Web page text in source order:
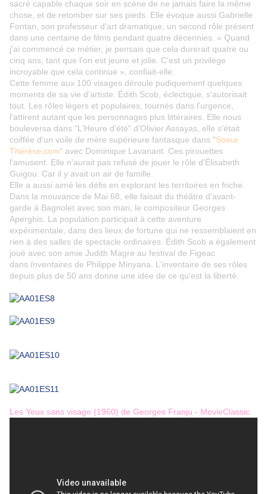
sacré capable chaque soir en scène de ne jamais faire la même
chose, et de retomber sur ses pieds. Elle évoque aussi Gabrielle
Fontan, son professeur d'art dramatique, un second rôle présent
dans une centaine de films pendant quatre décennies. « Quand
j'ai commencé ce métier, je pensais que cela durerait quatre ou
cinq ans, tant que l'on est jeune et jolie. C'est un privilège
incroyable que cela continue », confiait-elle.
Cette femme aux 100 visages déroule pudiquement quelques
moments de sa vie d'artiste. Édith Scob, éclectique, s'autorisait
tout. Les rôles légers et populaires, tournés dans l'urgence,
l'attirent autant que les personnages plus littéraires. Elle nous
bouleversa dans "L'Heure d'été" d'Olivier Assayas, elle s'était
coiffée d'un voile de mère supérieure fantasque dans "Soeur
Thérèse.com" avec Dominique Lavanant. Ces pirouettes
l'amusent. Elle n'aurait pas refusé de jouer le rôle d'Élisabeth
Guigou. Car il y avait un air de famille.
Elle a aussi aimé les défis en explorant les territoires en friche.
Dans la mouvance de Mai 68, elle faisait du théâtre d'avant-
garde à Bagnolet avec son mari, le compositeur Georges
Aperghis. La population participait à cette aventure
expérimentale, dans des lieux de fortune qui ne ressemblaient en
rien à des salles de spectacle ordinaires. Édith Scob a également
joué avec son amie Judith Magre au festival de Figeac
dans Inventaires de Philippe Minyana. L'inventaire de ses rôles
depuis plus de 50 ans donne une idée de ce qu'est la liberté.
Les Yeux sans visage (1960) de Georges Franju - MovieClassic